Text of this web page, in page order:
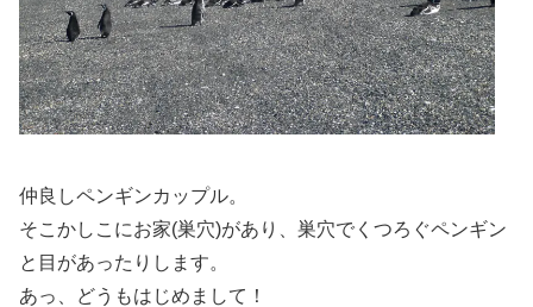
仲良しペンギンカップル。
そこかしこにお家(巣穴)があり、巣穴でくつろぐペンギン
と目があったりします。
あっ、どうもはじめまして！